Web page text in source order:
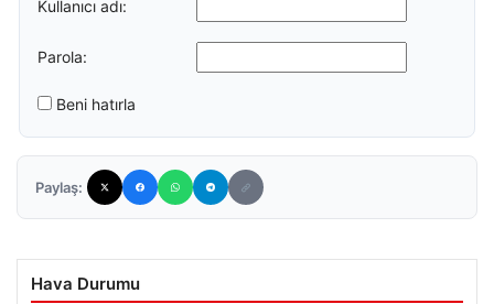
Kullanıcı adı:
Parola:
Beni hatırla
Paylaş:
Hava Durumu